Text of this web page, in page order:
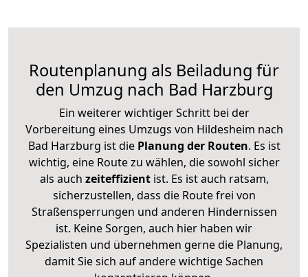
Routenplanung als Beiladung für
den Umzug nach Bad Harzburg
Ein weiterer wichtiger Schritt bei der
Vorbereitung eines Umzugs von Hildesheim nach
Bad Harzburg ist diePlanung der Routen. Es ist
wichtig, eine Route zu wählen, die sowohl sicher
als auch zeiteffizientist. Es ist auch ratsam,
sicherzustellen, dass die Route frei von
Straßensperrungen und anderen Hindernissen
ist. Keine Sorgen, auch hier haben wir
Spezialisten und übernehmen gerne die Planung,
damit Sie sich auf andere wichtige Sachen